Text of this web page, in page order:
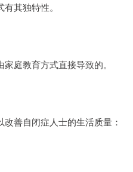
其独特性。
庭教育方式直接导致的。
善自闭症人士的生活质量：